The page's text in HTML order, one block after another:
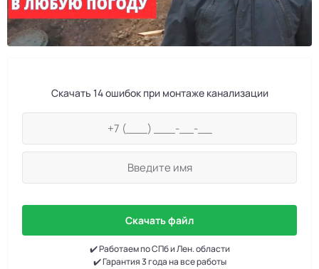
Скачать 14 ошибок при монтаже канализации
Скачать файл
✔️ Работаем по СПб и Лен. области
✔️ Гарантия 3 года на все работы